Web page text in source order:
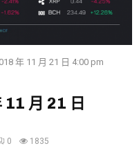
年 11 月 21 日 4:00 pm
月 21 日
0 1835